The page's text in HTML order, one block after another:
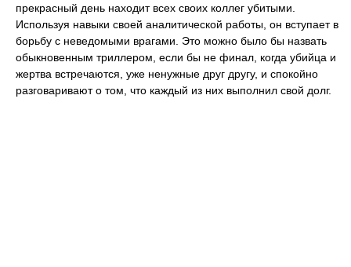
прекрасный день находит всех своих коллег убитыми.
Используя навыки своей аналитической работы, он вступает в
борьбу с неведомыми врагами. Это можно было бы назвать
обыкновенным триллером, если бы не финал, когда убийца и
жертва встречаются, уже ненужные друг другу, и спокойно
разговаривают о том, что каждый из них выполнил свой долг.